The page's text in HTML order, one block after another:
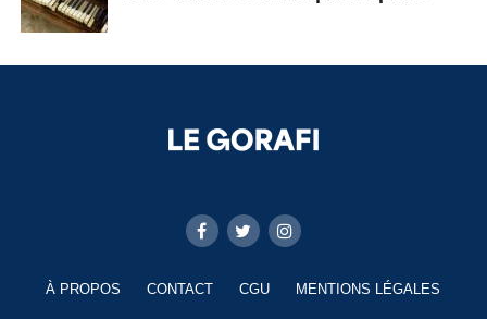
À PROPOS CONTACT CGU MENTIONS LÉGALES